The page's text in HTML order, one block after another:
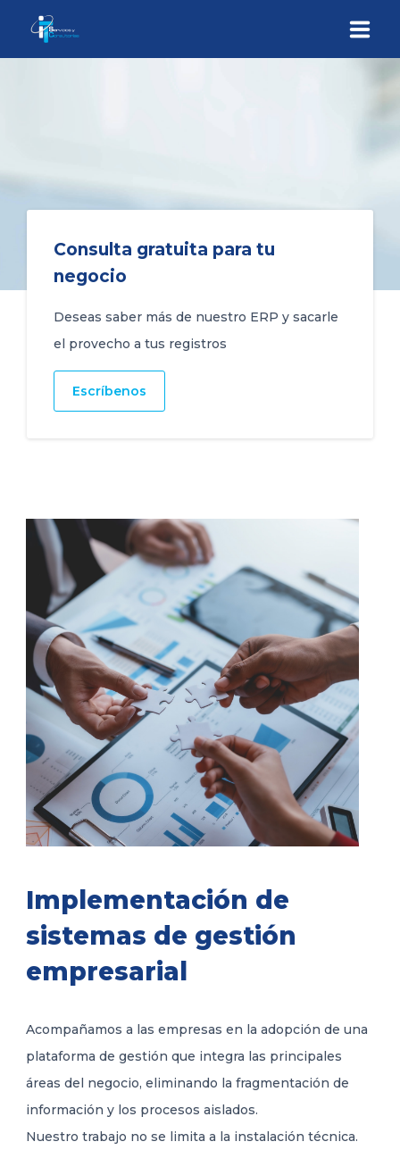
Consulta gratuita para tu
negocio
Deseas saber más de nuestro ERP y sacarle
el provecho a tus registros
Escríbenos
Implementación de
sistemas de gestión
empresarial
Acompañamos a las empresas en la adopción de una
plataforma de gestión que integra las principales
áreas del negocio, eliminando la fragmentación de
información y los procesos aislados.
Nuestro trabajo no se limita a la instalación técnica.